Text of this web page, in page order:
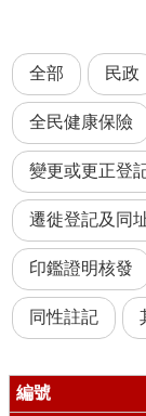
全部 民政
全民健康保險
變更或更正登
遷徙登記及同
印鑑證明核發
同性註記